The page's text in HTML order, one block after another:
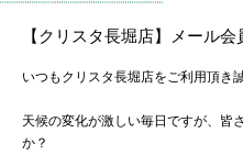
【クリスタ長堀店】メール
いつもクリスタ長堀店をご利用頂き
天候の変化が激しい毎日ですが、皆
か？